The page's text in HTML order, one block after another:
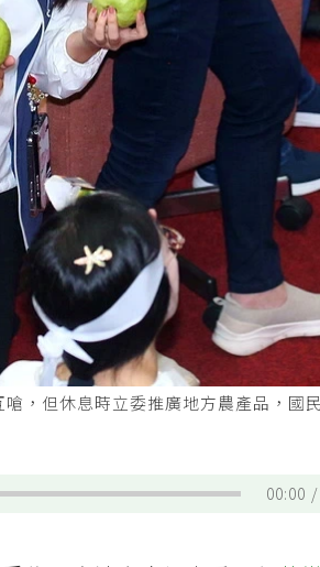
，但休息時立委推廣地方農產品，國
00:00